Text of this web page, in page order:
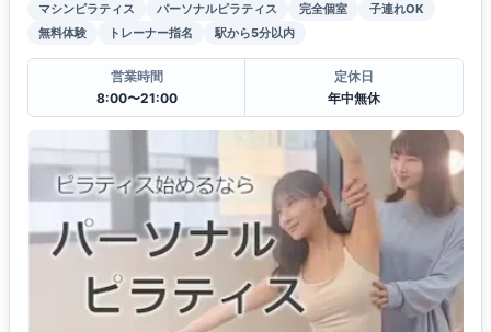
マシンピラティス パーソナルピラティス 完全個室
子連れOK
無料体験
トレーナー指名 駅から5分以内
営業時間
8:00〜21:00
定休日
年中無休